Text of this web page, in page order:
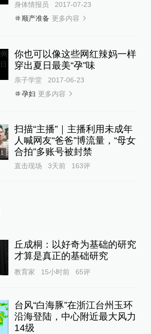
身体情报员
2017-07-23
顺产准备 更多内容
你也可以像这些网红辣妈一样
穿出夏日最美“孕”味
亲子学堂
2017-06-23
孕妇 更多内容
1
扫描“主播”｜主播利用未成年
人喊网友“爸爸”博流量，“母女
合拍”多账号被封禁
直击现场 3天前 163评
丘成桐：以好奇为基础的研究
才算是真正的基础研究
教育家 15小时前 65评
台风“白海豚”在浙江台州玉环
沿海登陆，中心附近最大风力
14级